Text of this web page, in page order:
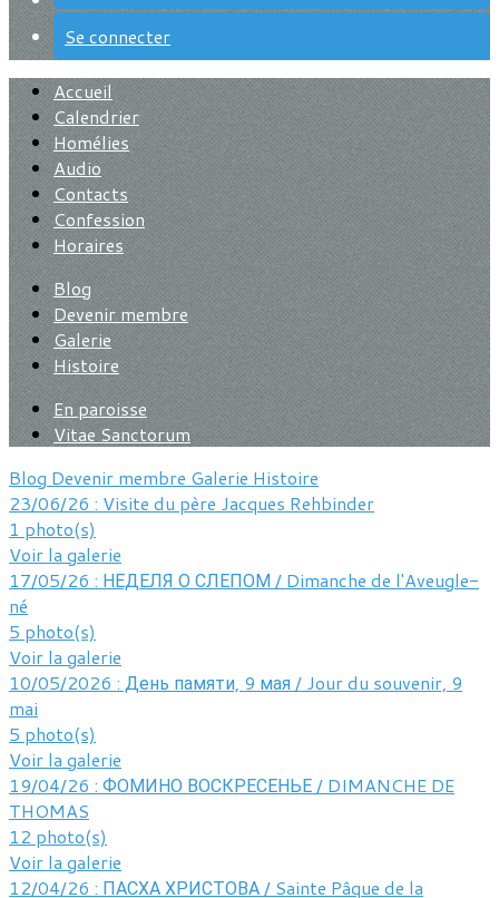
Se connecter
Accueil
Calendrier
Homélies
Audio
Contacts
Confession
Horaires
Blog
Devenir membre
Galerie
Histoire
En paroisse
Vitae Sanctorum
Blog Devenir membre Galerie Histoire
23/06/26 : Visite du père Jacques Rehbinder
1 photo(s)
Voir la galerie
17/05/26 : НЕДЕЛЯ О СЛЕПОМ / Dimanche de l'Aveugle-
né
5 photo(s)
Voir la galerie
10/05/2026 : День памяти, 9 мая / Jour du souvenir, 9
mai
5 photo(s)
Voir la galerie
19/04/26 : ФОМИНО ВОСКРЕСЕНЬЕ / DIMANCHE DE
THOMAS
12 photo(s)
Voir la galerie
12/04/26 : ПАСХА ХРИСТОВА / Sainte Pâque de la